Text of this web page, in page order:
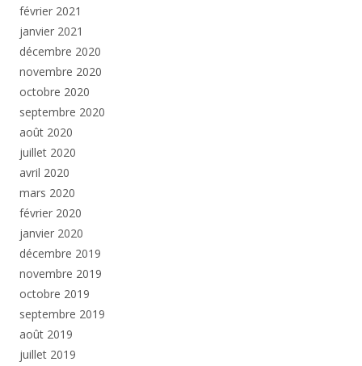
février 2021
janvier 2021
décembre 2020
novembre 2020
octobre 2020
septembre 2020
août 2020
juillet 2020
avril 2020
mars 2020
février 2020
janvier 2020
décembre 2019
novembre 2019
octobre 2019
septembre 2019
août 2019
juillet 2019